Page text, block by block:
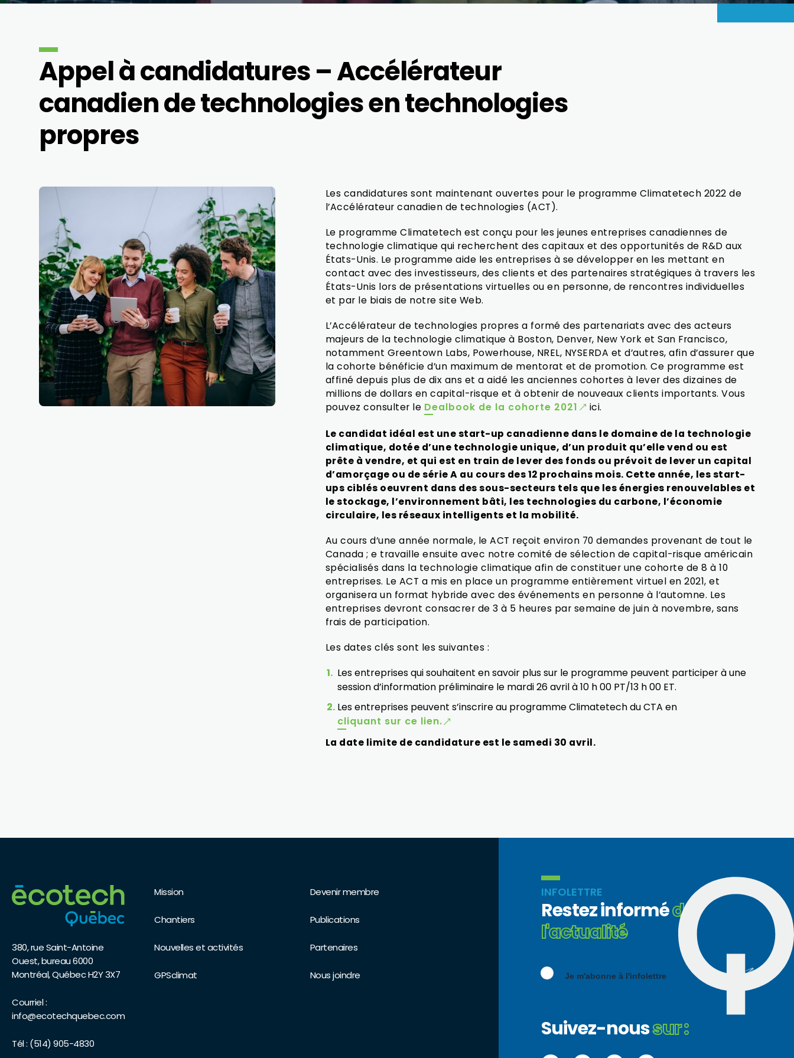
Appel à candidatures – Accélérateur
canadien de technologies en technologies
propres
Les candidatures sont maintenant ouvertes pour le programme Climatetech 2022 de
l’Accélérateur canadien de technologies (ACT).
Le programme Climatetech est conçu pour les jeunes entreprises canadiennes de
technologie climatique qui recherchent des capitaux et des opportunités de R&D aux
États-Unis. Le programme aide les entreprises à se développer en les mettant en
contact avec des investisseurs, des clients et des partenaires stratégiques à travers les
États-Unis lors de présentations virtuelles ou en personne, de rencontres individuelles
et par le biais de notre site Web.
L’Accélérateur de technologies propres a formé des partenariats avec des acteurs
majeurs de la technologie climatique à Boston, Denver, New York et San Francisco,
notamment Greentown Labs, Powerhouse, NREL, NYSERDA et d’autres, afin d’assurer que
la cohorte bénéficie d’un maximum de mentorat et de promotion. Ce programme est
affiné depuis plus de dix ans et a aidé les anciennes cohortes à lever des dizaines de
millions de dollars en capital-risque et à obtenir de nouveaux clients importants. Vous
pouvez consulter le Dealbook de la cohorte 2021
ici.
Le candidat idéal est une start-up canadienne dans le domaine de la technologie
climatique, dotée d’une technologie unique, d’un produit qu’elle vend ou est
prête à vendre, et qui est en train de lever des fonds ou prévoit de lever un capital
d’amorçage ou de série A au cours des 12 prochains mois. Cette année, les start-
ups ciblés oeuvrent dans des sous-secteurs tels que les énergies renouvelables et
le stockage, l’environnement bâti, les technologies du carbone, l’économie
circulaire, les réseaux intelligents et la mobilité.
Au cours d’une année normale, le ACT reçoit environ 70 demandes provenant de tout le
Canada ; e travaille ensuite avec notre comité de sélection de capital-risque américain
spécialisés dans la technologie climatique afin de constituer une cohorte de 8 à 10
entreprises. Le ACT a mis en place un programme entièrement virtuel en 2021, et
organisera un format hybride avec des événements en personne à l’automne. Les
entreprises devront consacrer de 3 à 5 heures par semaine de juin à novembre, sans
frais de participation.
Les dates clés sont les suivantes :
Les entreprises qui souhaitent en savoir plus sur le programme peuvent participer à une
session d’information préliminaire le mardi 26 avril à 10 h 00 PT/13 h 00 ET.
Les entreprises peuvent s’inscrire au programme Climatetech du CTA en
cliquant sur ce lien.
La date limite de candidature est le samedi 30 avril.
380, rue Saint-Antoine
Ouest, bureau 6000
Montréal, Québec H2Y 3X7
Courriel :
info@ecotechquebec.com
Tél : (514) 905-4830
Mission
Chantiers
Nouvelles et activités
GPSclimat
Devenir membre
Publications
Partenaires
Nous joindre
INFOLETTRE
Restez informéde
l'actualité
Je m'abonne à l'infolettre
Suivez-noussur :